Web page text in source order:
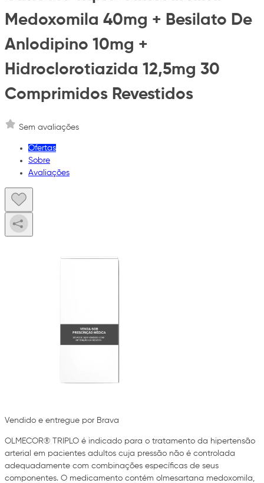
Medoxomila 40mg + Besilato De
Anlodipino 10mg +
Hidroclorotiazida 12,5mg 30
Comprimidos Revestidos
Sem avaliações
Ofertas
Sobre
Avaliações
Vendido e entregue por Brava
OLMECOR® TRIPLO é indicado para o tratamento da hipertensão
arterial em pacientes adultos cuja pressão não é controlada
adequadamente com combinações específicas de seus
componentes. O medicamento contém olmesartana medoxomila,